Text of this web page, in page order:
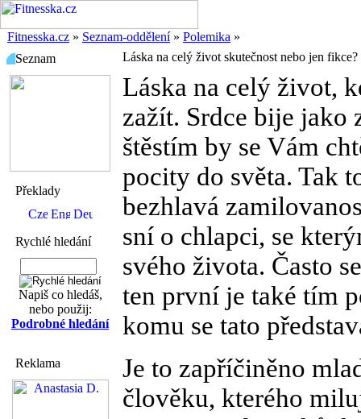
Fitnesska.cz » Seznam-oddělení» Polemika »
Seznam
Překlady
Rychlé hledání
Napiš co hledáš,
nebo použij:
Podrobné hledání
Reklama
Láska na celý život skutečnost nebo jen fikce?
Láska na celý život,
zažít. Srdce bije jako
štěstím by se Vám
pocity do světa. Tak
bezhlavá
sní o chlapci, se
svého života. Často
ten první je také tím
komu se tato
Je to zapříčiněno
člověku, kterého